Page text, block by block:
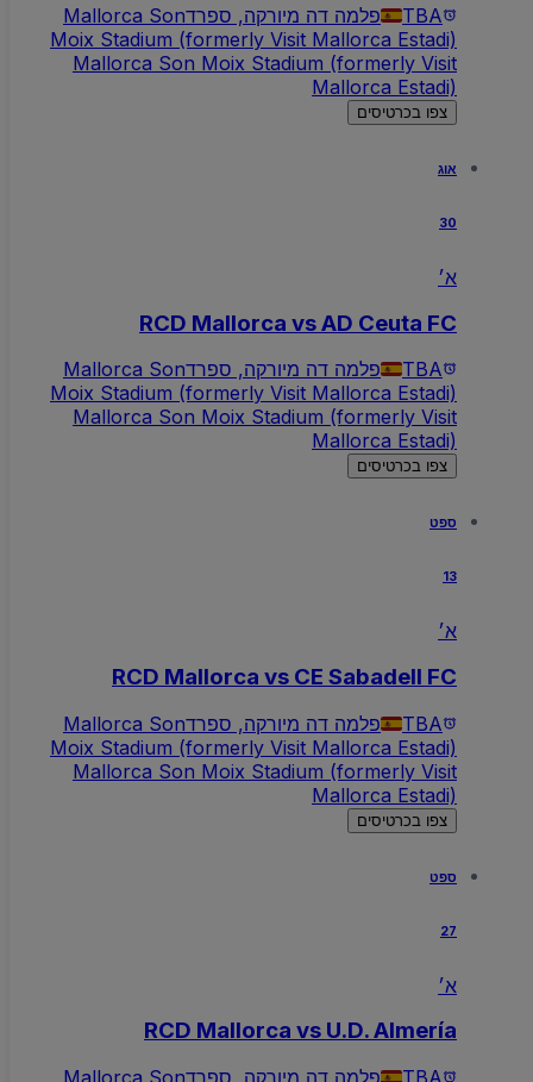
TBA פלמה דה מיורקה, ספרדMallorca Son
Moix Stadium (formerly Visit Mallorca Estadi)
Mallorca Son Moix Stadium (formerly Visit
Mallorca Estadi)
צפו בכרטיסים
אוג
30
א׳
RCD Mallorca vs AD Ceuta FC
TBA פלמה דה מיורקה, ספרדMallorca Son
Moix Stadium (formerly Visit Mallorca Estadi)
Mallorca Son Moix Stadium (formerly Visit
Mallorca Estadi)
צפו בכרטיסים
ספט
א׳
RCD Mallorca vs CE Sabadell FC
TBA פלמה דה מיורקה, ספרדMallorca Son
Moix Stadium (formerly Visit Mallorca Estadi)
Mallorca Son Moix Stadium (formerly Visit
Mallorca Estadi)
צפו בכרטיסים
ספט
27
א׳
RCD Mallorca vs U.D. Almería
TBA פלמה דה מיורקה, ספרדMallorca Son